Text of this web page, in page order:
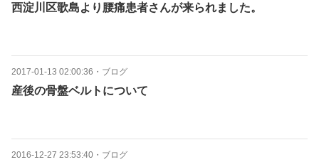
西淀川区歌島より腰痛患者さんが来られました。
2017-01-13 02:00:36 ・ ブログ
産後の骨盤ベルトについて
2016-12-27 23:53:40 ・ ブログ